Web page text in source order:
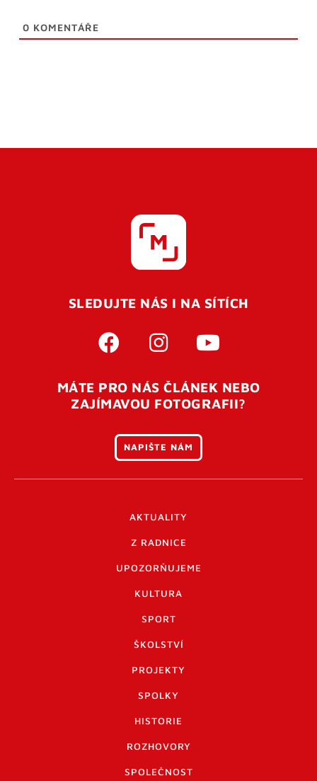
0 KOMENTÁŘE
SLEDUJTE NÁS I NA SÍTÍCH
MÁTE PRO NÁS ČLÁNEK NEBO
ZAJÍMAVOU FOTOGRAFII?
NAPIŠTE NÁM
AKTUALITY
Z RADNICE
UPOZORŇUJEME
KULTURA
SPORT
ŠKOLSTVÍ
PROJEKTY
SPOLKY
HISTORIE
ROZHOVORY
SPOLEČNOST